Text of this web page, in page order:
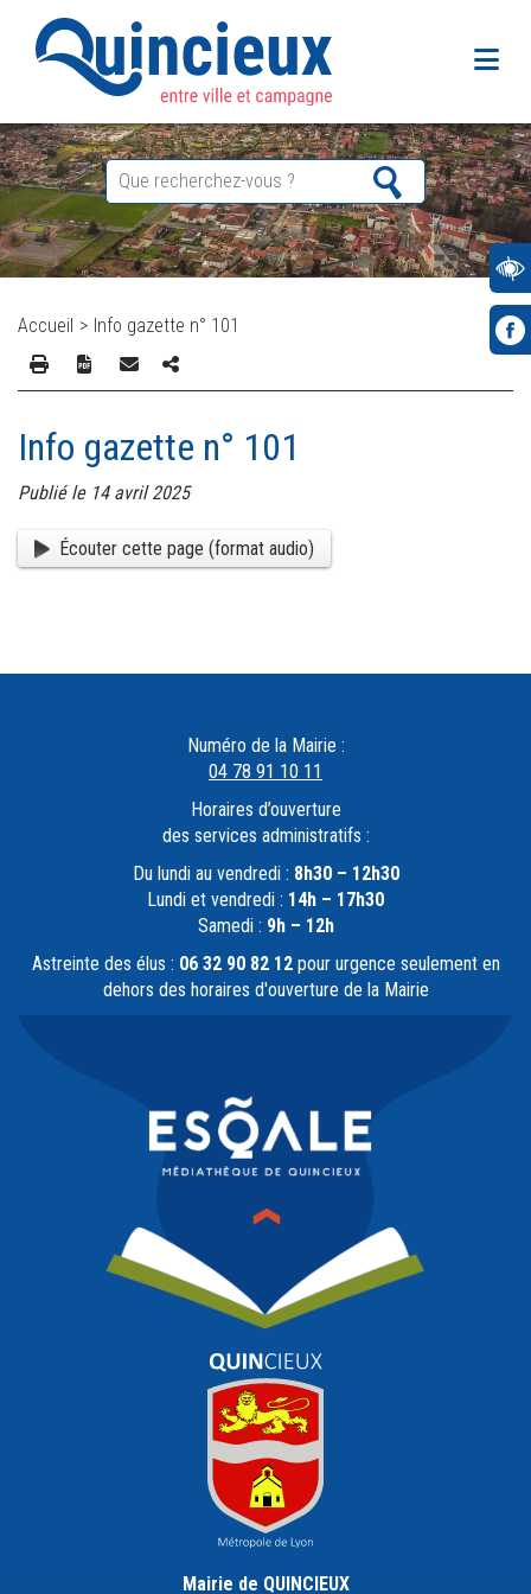
Accueil > Info gazette n° 101
Info gazette n° 101
Publié le 14 avril 2025
Écouter cette page (format audio)
Numéro de la Mairie :
04 78 91 10 11
Horaires d’ouverture
des services administratifs :
Du lundi au vendredi : 8h30 – 12h30
Lundi et vendredi : 14h – 17h30
Samedi : 9h – 12h
Astreinte des élus : 06 32 90 82 12pour urgence seulement en
dehors des horaires d'ouverture de la Mairie
Mairie de QUINCIEUX